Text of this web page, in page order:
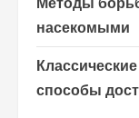
Методы
насекомыми
способы